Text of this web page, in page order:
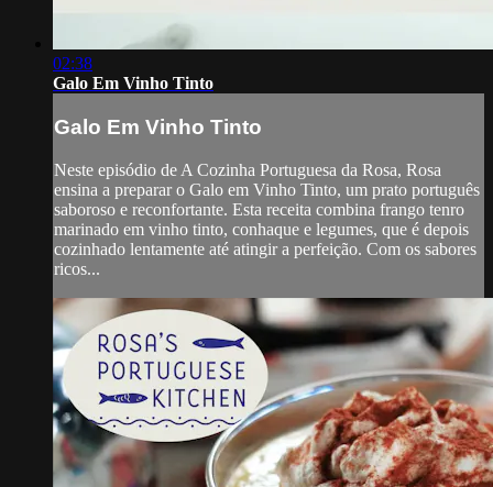
02:38
Galo Em Vinho Tinto
Galo Em Vinho Tinto
Neste episódio de A Cozinha Portuguesa da Rosa, Rosa
ensina a preparar o Galo em Vinho Tinto, um prato português
saboroso e reconfortante. Esta receita combina frango tenro
marinado em vinho tinto, conhaque e legumes, que é depois
cozinhado lentamente até atingir a perfeição. Com os sabores
ricos...